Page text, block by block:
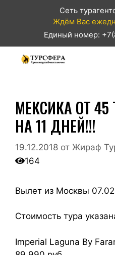
Сеть
Ждём Вас
Единый номер:
МЕКСИКА ОТ
НА 11 ДНЕЙ!!!
19.12.2018 от Жираф
164
Вылет из Москвы
Стоимость тура
Imperial Laguna By